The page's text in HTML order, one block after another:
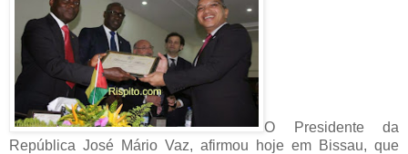
O Presidente da
República José Mário Vaz, afirmou hoje em Bissau, que